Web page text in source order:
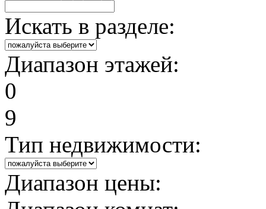
Искать в разделе:
Диапазон этажей:
0
9
Тип недвижимости:
Диапазон цены: